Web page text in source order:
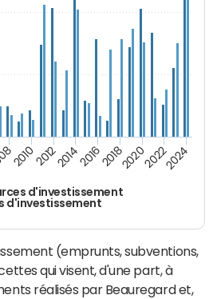
d'investissement
d'investissement
20102012201420162018202020222024
(emprunts, subventions,
qui visent, d'une part, à
réalisés par Beauregard et,